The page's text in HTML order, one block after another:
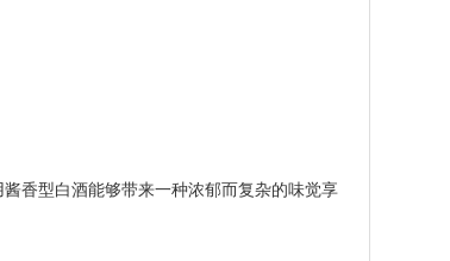
香型白酒能够带来一种浓郁而复杂的味觉享